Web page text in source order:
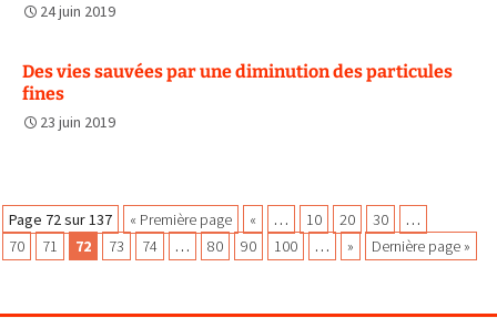
24 juin 2019
Des vies sauvées par une diminution des particules
fines
23 juin 2019
Navigation
Page 72 sur 137 « Première page « … 10 20 30
…
70
71 72 73 74 … 80 90 100 … » Dernière page »